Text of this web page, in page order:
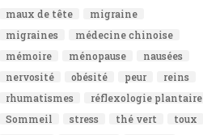
maux de tête
migraine
migraines
médecine chinoise
mémoire
ménopause
nausées
nervosité
obésité peur
reins
rhumatismes
réflexologie plantaire
Sommeil
stress thé vert
toux